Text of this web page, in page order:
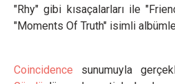
"Rhy" gibi kısaçalarları ile
"Moments Of Truth" isimli
Coincidence sunumuyla